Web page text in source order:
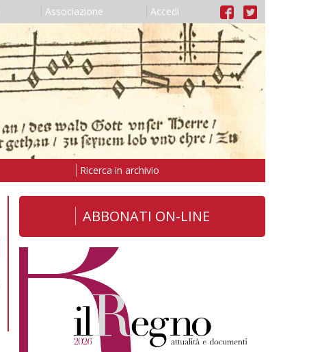
Associazione Accedi
Ricerca in archivio
ABBONATI ON-LINE